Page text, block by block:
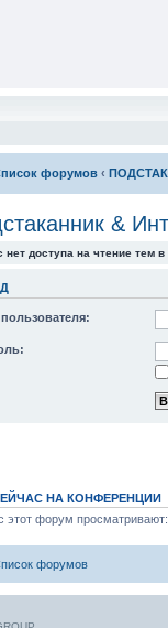
форумов ‹
&
нет доступа на чтение тем
НА КОНФЕРЕНЦИИ
этот форум просматривают:
форумов